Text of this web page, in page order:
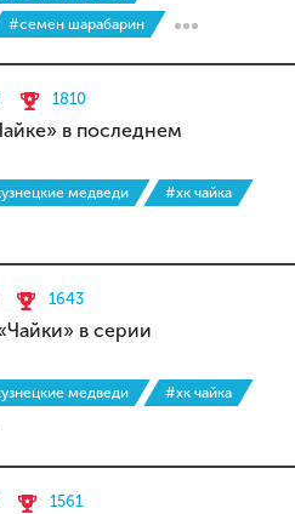
#семен шарабарин
1810
в последнем
медведи
#хк чайка
1643
в серии
медведи
#хк чайка
1561